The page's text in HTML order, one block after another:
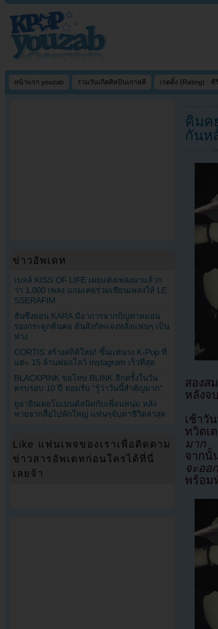
หน้าแรก youzab รวมวันเกิดศิลปินเกาหลี เรตติ้ง (Rating) : ซี
คิมค
กันห
สองส
หลังจ
เช้าวั
ทวิต
มาก
จากนั้
จะออ
พร้อม
ข่าวอัพเดท
เบลล์ KISS OF LIFE เผยแต่งเพลงมาแล้วก
ว่า 1,000 เพลง แถมเคยร่วมเขียนเพลงให้ LE
SSERAFIM
ฮันซึงยอน KARA มีอาการจากปัญหาหมอน
รองกระดูกต้นคอ ต้นสังกัดแจงหลังแฟนๆ เป็น
ห่วง
CORTIS สร้างสถิติใหม่! ขึ้นแท่นวง K-Pop ที่
แตะ 15 ล้านฟอลโลว์ Instagram เร็วที่สุด
BLACKPINK ขอโทษ BLINK อีกครั้งในวัน
ครบรอบ 10 ปี ยอมรับ “รู้ว่าวันนี้สำคัญมาก”
ยูอาอินเผยโมเมนต์สนิทกับเพื่อนหนุ่ม หลัง
หายจากสื่อไปพักใหญ่ แฟนๆจับตาชีวิตล่าสุด
Like แฟนเพจของเราเพื่อติดตาม
ข่าวสารอัพเดทก่อนใครได้ที่นี่
เลยจ้า